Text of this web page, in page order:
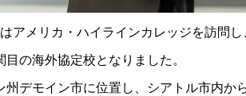
アメリカ・ハイラインカレッジを訪問
の海外協定校となりました。
デモイン市に位置し、シアトル市内